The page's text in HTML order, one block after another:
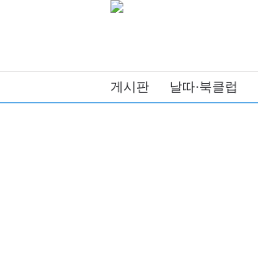
게시판 날따·북클럽